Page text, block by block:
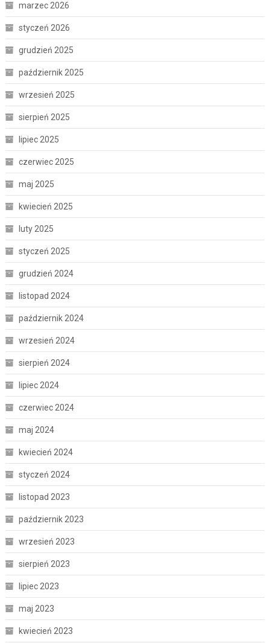
marzec 2026
styczeń 2026
grudzień 2025
październik 2025
wrzesień 2025
sierpień 2025
lipiec 2025
czerwiec 2025
maj 2025
kwiecień 2025
luty 2025
styczeń 2025
grudzień 2024
listopad 2024
październik 2024
wrzesień 2024
sierpień 2024
lipiec 2024
czerwiec 2024
maj 2024
kwiecień 2024
styczeń 2024
listopad 2023
październik 2023
wrzesień 2023
sierpień 2023
lipiec 2023
maj 2023
kwiecień 2023